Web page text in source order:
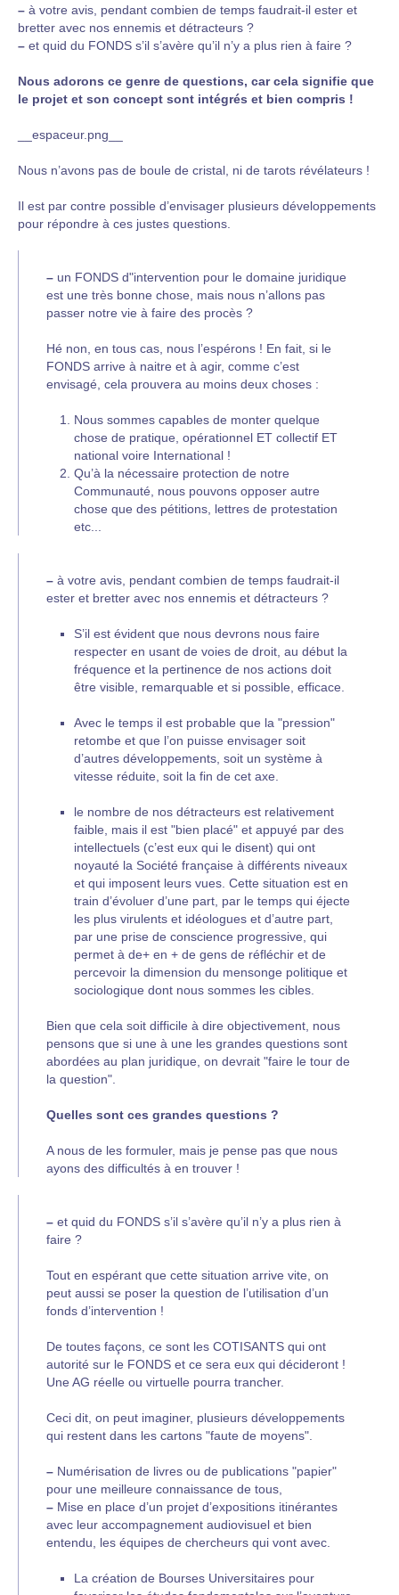
– à votre avis, pendant combien de temps faudrait-il ester et
bretter avec nos ennemis et détracteurs ?
– et quid du FONDS s’il s’avère qu’il n’y a plus rien à faire ?
Nous adorons ce genre de questions, car cela signifie que
le projet et son concept sont intégrés et bien compris !
__espaceur.png__
Nous n’avons pas de boule de cristal, ni de tarots révélateurs !
Il est par contre possible d’envisager plusieurs développements
pour répondre à ces justes questions.
– un FONDS d"intervention pour le domaine juridique
est une très bonne chose, mais nous n’allons pas
passer notre vie à faire des procès ?
Hé non, en tous cas, nous l’espérons ! En fait, si le
FONDS arrive à naitre et à agir, comme c’est
envisagé, cela prouvera au moins deux choses :
Nous sommes capables de monter quelque
chose de pratique, opérationnel ET collectif ET
national voire International !
Qu’à la nécessaire protection de notre
Communauté, nous pouvons opposer autre
chose que des pétitions, lettres de protestation
etc...
– à votre avis, pendant combien de temps faudrait-il
ester et bretter avec nos ennemis et détracteurs ?
S’il est évident que nous devrons nous faire
respecter en usant de voies de droit, au début la
fréquence et la pertinence de nos actions doit
être visible, remarquable et si possible, efficace.
Avec le temps il est probable que la "pression"
retombe et que l’on puisse envisager soit
d’autres développements, soit un système à
vitesse réduite, soit la fin de cet axe.
le nombre de nos détracteurs est relativement
faible, mais il est "bien placé" et appuyé par des
intellectuels (c’est eux qui le disent) qui ont
noyauté la Société française à différents niveaux
et qui imposent leurs vues. Cette situation est en
train d’évoluer d’une part, par le temps qui éjecte
les plus virulents et idéologues et d’autre part,
par une prise de conscience progressive, qui
permet à de+ en + de gens de réfléchir et de
percevoir la dimension du mensonge politique et
sociologique dont nous sommes les cibles.
Bien que cela soit difficile à dire objectivement, nous
pensons que si une à une les grandes questions sont
abordées au plan juridique, on devrait "faire le tour de
la question".
Quelles sont ces grandes questions ?
A nous de les formuler, mais je pense pas que nous
ayons des difficultés à en trouver !
– et quid du FONDS s’il s’avère qu’il n’y a plus rien à
faire ?
Tout en espérant que cette situation arrive vite, on
peut aussi se poser la question de l’utilisation d’un
fonds d’intervention !
De toutes façons, ce sont les COTISANTS qui ont
autorité sur le FONDS et ce sera eux qui décideront !
Une AG réelle ou virtuelle pourra trancher.
Ceci dit, on peut imaginer, plusieurs développements
qui restent dans les cartons "faute de moyens".
– Numérisation de livres ou de publications "papier"
pour une meilleure connaissance de tous,
– Mise en place d’un projet d’expositions itinérantes
avec leur accompagnement audiovisuel et bien
entendu, les équipes de chercheurs qui vont avec.
La création de Bourses Universitaires pour